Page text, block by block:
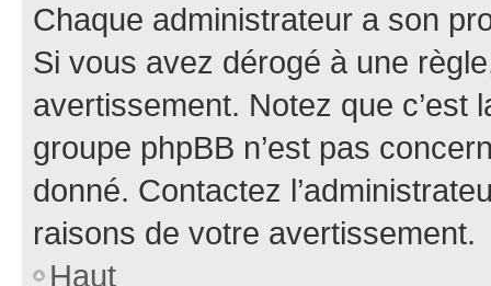
Chaque administrateur a son
Si vous avez dérogé à une
avertissement. Notez que c’est
groupe phpBB n’est pas
donné. Contactez
raisons de votre avertissement.
Haut